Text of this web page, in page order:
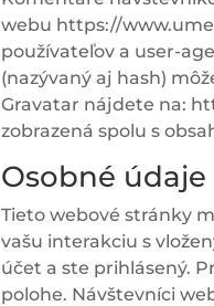
webu https://
používateľov a user-
(nazývaný aj hash)
Gravatar nájdete na:
zobrazená spolu s
Osobné údaje
Tieto webové stránky
vašu interakciu s
účet a ste prihlásený.
polohe. Návštevníci